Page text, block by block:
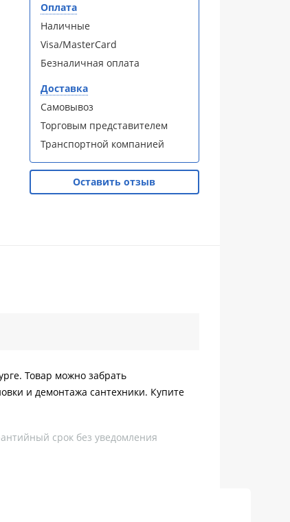
Оплата
Наличные
Visa/MasterCard
Безналичная оплата
Доставка
Самовывоз
Торговым представителем
Транспортной компанией
Оставить отзыв
Товар можно забрать
и демонтажа сантехники. Купите
срок без уведомления